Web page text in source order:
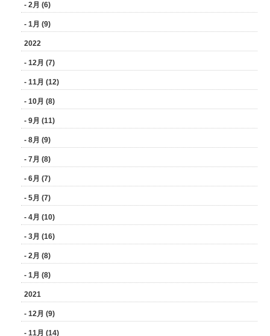
- 2月 (6)
- 1月 (9)
2022
- 12月 (7)
- 11月 (12)
- 10月 (8)
- 9月 (11)
- 8月 (9)
- 7月 (8)
- 6月 (7)
- 5月 (7)
- 4月 (10)
- 3月 (16)
- 2月 (8)
- 1月 (8)
2021
- 12月 (9)
- 11月 (14)